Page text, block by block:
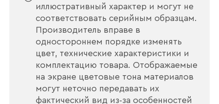
иллюстративный характер и могут не
соответствовать серийным образцам.
Производитель вправе в
одностороннем порядке изменять
цвет, технические характеристики и
комплектацию товара. Отображаемые
на экране цветовые тона материалов
могут неточно передавать их
фактический вид из‑за особенностей
Наименование организации
Ваш email